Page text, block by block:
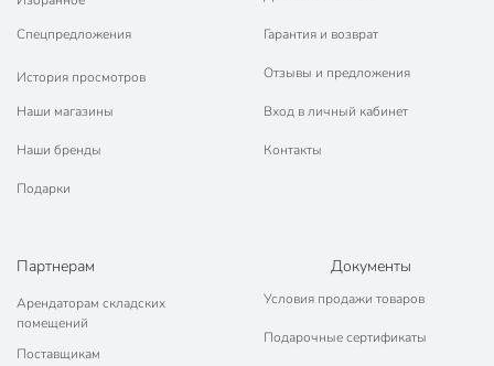
Порядок - официальный представитель ведущих мировых
марок.
Спецпредложения
История просмотров
Наши магазины
Наши бренды
Подарки
Гарантия и возврат
Отзывы и предложения
Вход в личный кабинет
Контакты
Партнерам
Арендаторам складских
помещений
Поставщикам
Документы
Условия продажи товаров
Подарочные сертификаты